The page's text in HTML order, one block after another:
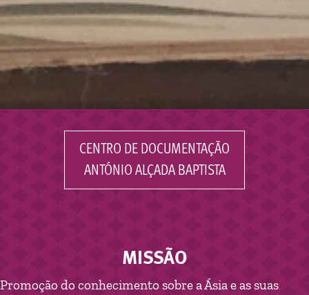
CENTRO DE DOCUMENTAÇÃO
ANTÓNIO ALÇADA BAPTISTA
MISSÃO
Promoção do conhecimento sobre a Ásia e as suas